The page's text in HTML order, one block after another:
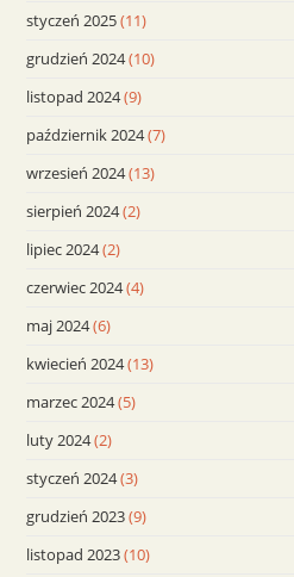
styczeń 2025(11)
grudzień 2024(10)
listopad 2024(9)
październik 2024(7)
wrzesień 2024(13)
sierpień 2024(2)
lipiec 2024(2)
czerwiec 2024(4)
maj 2024(6)
kwiecień 2024(13)
marzec 2024(5)
luty 2024(2)
styczeń 2024(3)
grudzień 2023(9)
listopad 2023(10)